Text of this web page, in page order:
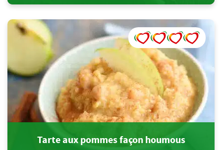
Tarte aux pommes façon houmous